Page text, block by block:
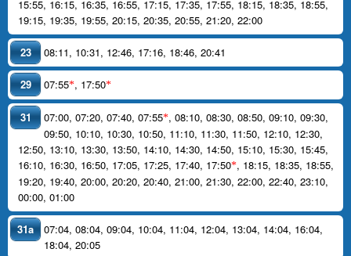
15:55, 16:15, 16:35, 16:55, 17:15, 17:35, 17:55, 18:15, 18:35, 18:55,
19:15, 19:35, 19:55, 20:15, 20:35, 20:55, 21:20, 22:00
23 08:11, 10:31, 12:46, 17:16, 18:46, 20:41
29 07:55*, 17:50*
31 07:00, 07:20, 07:40, 07:55*, 08:10, 08:30, 08:50, 09:10, 09:30,
09:50, 10:10, 10:30, 10:50, 11:10, 11:30, 11:50, 12:10, 12:30,
12:50, 13:10, 13:30, 13:50, 14:10, 14:30, 14:50, 15:10, 15:30, 15:45,
16:10, 16:30, 16:50, 17:05, 17:25, 17:40, 17:50*, 18:15, 18:35, 18:55,
19:20, 19:40, 20:00, 20:20, 20:40, 21:00, 21:30, 22:00, 22:40, 23:10,
00:00, 01:00
31a 07:04, 08:04, 09:04, 10:04, 11:04, 12:04, 13:04, 14:04, 16:04,
18:04, 20:05